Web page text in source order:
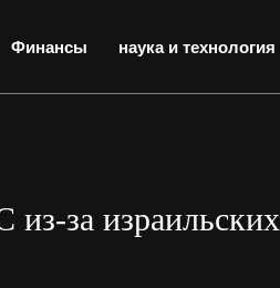
Финансы наука и технология
за израильских